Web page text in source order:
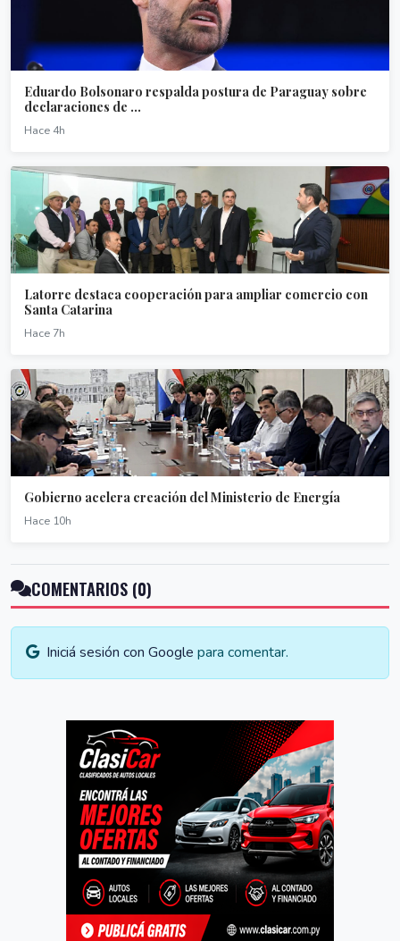
Eduardo Bolsonaro respalda postura de Paraguay sobre
declaraciones de ...
Hace 4h
Latorre destaca cooperación para ampliar comercio con
Santa Catarina
Hace 7h
Gobierno acelera creación del Ministerio de Energía
Hace 10h
COMENTARIOS (0)
Iniciá sesión con Google para comentar.